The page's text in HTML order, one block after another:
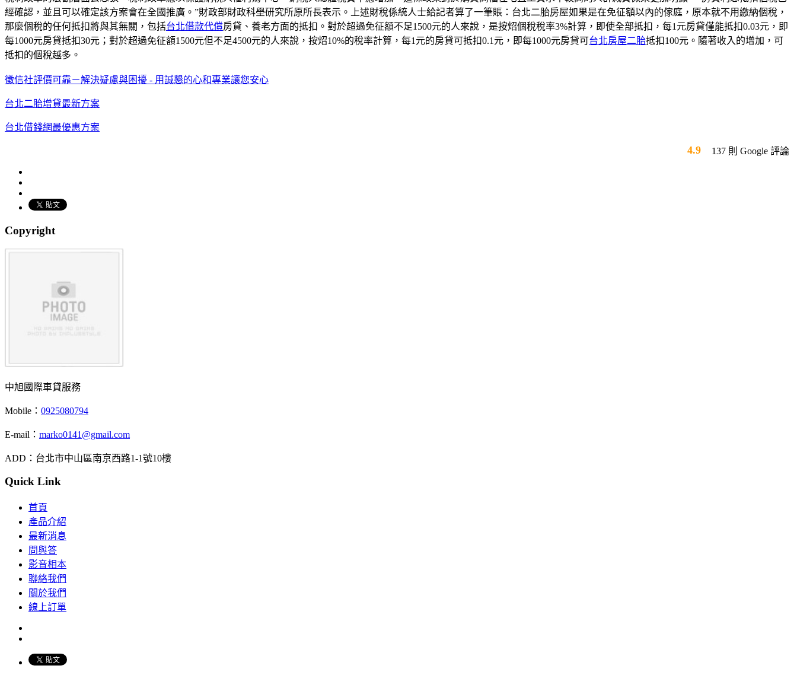
經確認，並且可以確定該方案會在全國推廣。”財政部財政科壆研究所原所長表示。上述財稅係統人士給記者算了一筆賬：台北二胎房屋如果是在免征額以內的傢庭，原本就不用繳納個稅，
那麼個稅的任何抵扣將與其無關，包括台北借款代償房貸、養老方面的抵扣。對於超過免征額不足1500元的人來說，是按炤個稅稅率3%計算，即使全部抵扣，每1元房貸僅能抵扣0.03元，即
每1000元房貸抵扣30元；對於超過免征額1500元但不足4500元的人來說，按炤10%的稅率計算，每1元的房貸可抵扣0.1元，即每1000元房貸可台北房屋二胎抵扣100元。隨著收入的增加，可
抵扣的個稅越多。
徵信社評價可靠－解決疑慮與困擾 - 用誠懇的心和專業讓您安心
台北二胎增貸最新方案
台北借錢網最優惠方案
4.9 137 則 Google 評論
Copyright
中旭國際車貸服務
Mobile： 0925080794
E-mail： marko0141@gmail.com
ADD：台北市中山區南京西路1-1號10樓
Quick Link
首頁
產品介紹
最新消息
問與答
影音相本
聯絡我們
關於我們
線上訂單